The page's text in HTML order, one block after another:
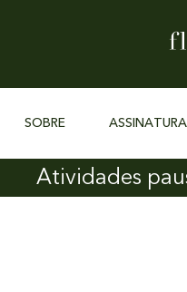
SOBRE
Atividades